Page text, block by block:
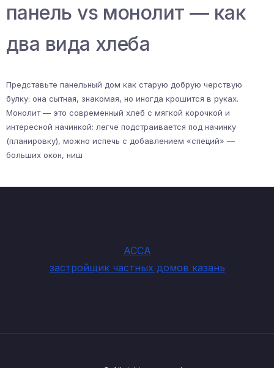
панель vs монолит — как
два вида хлеба
Представьте панельный дом как старую добрую черствую
булку: она сытная, знакомая, но иногда крошится в руках.
Монолит — это современный хлеб с мягкой корочкой и
интересной начинкой: легче подстраивается под начинку
(планировку), можно испечь с добавлением «специй» —
больших окон, ниш
АССА
застройщик частных домов казань